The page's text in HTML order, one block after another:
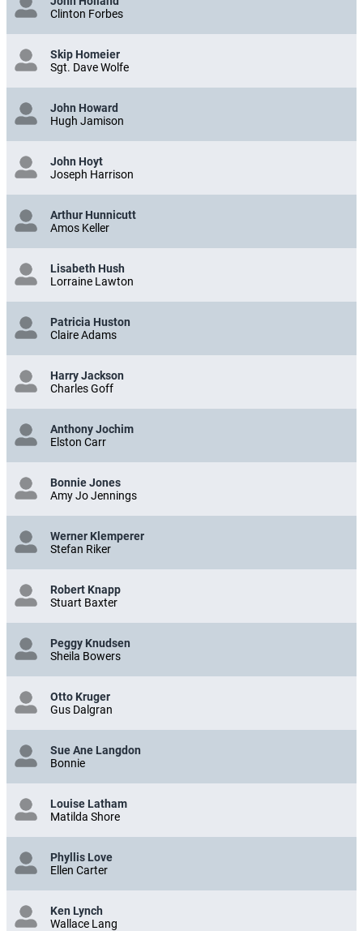
Clinton Forbes
Skip Homeier
Sgt. Dave Wolfe
John Howard
Hugh Jamison
John Hoyt
Joseph Harrison
Arthur Hunnicutt
Amos Keller
Lisabeth Hush
Lorraine Lawton
Patricia Huston
Claire Adams
Harry Jackson
Charles Goff
Anthony Jochim
Elston Carr
Bonnie Jones
Amy Jo Jennings
Werner Klemperer
Stefan Riker
Robert Knapp
Stuart Baxter
Peggy Knudsen
Sheila Bowers
Otto Kruger
Gus Dalgran
Sue Ane Langdon
Bonnie
Louise Latham
Matilda Shore
Phyllis Love
Ellen Carter
Ken Lynch
Wallace Lang